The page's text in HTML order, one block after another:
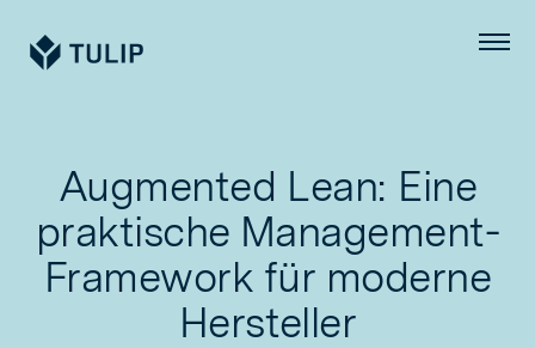
Tulip Menü
Augmented Lean: Eine
praktische Management-
Framework für moderne
Hersteller